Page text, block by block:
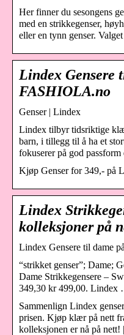
Her finner du sesongens
med en strikkegenser,
eller en tynn genser.
Lindex Gensere
FASHIOLA.no
Genser | Lindex
Lindex tilbyr tidsriktige
barn, i tillegg til å ha et
fokuserer på god
Kjøp Genser for 349,- på
Lindex
kolleksjoner på
Lindex Gensere til dame
“strikket genser”; Dame;
Dame Strikkegensere –
349,30 kr 499,00. Lindex
Sammenlign Lindex
prisen. Kjøp klær på nett
kolleksjonen er nå på